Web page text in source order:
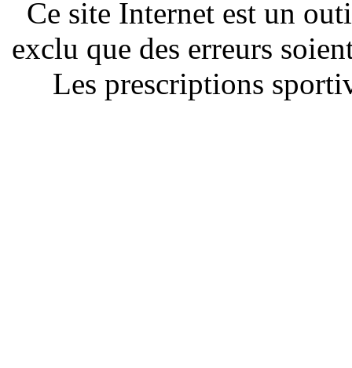
Ce site Internet est un
exclu que des erreurs
Les prescriptions